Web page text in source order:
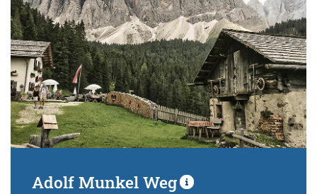
Adolf Munkel Weg